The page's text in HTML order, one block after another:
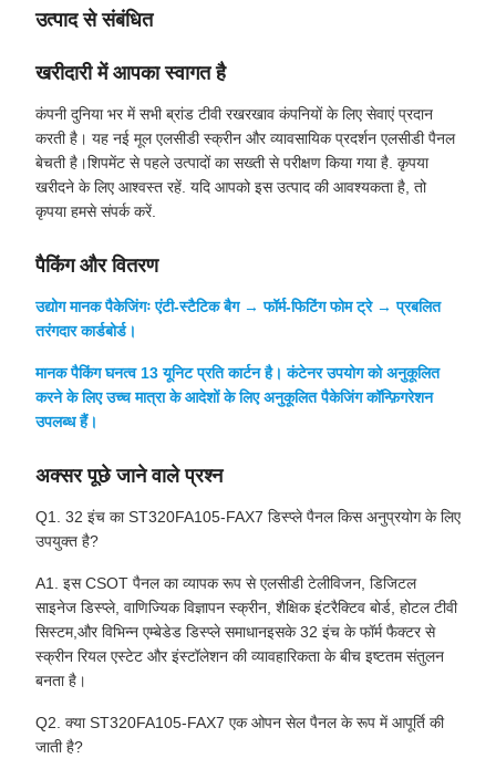
उत्पाद से संबंधित
खरीदारी में आपका स्वागत है
कंपनी दुनिया भर में सभी ब्रांड टीवी रखरखाव कंपनियों के लिए सेवाएं प्रदान
करती है। यह नई मूल एलसीडी स्क्रीन और व्यावसायिक प्रदर्शन एलसीडी पैनल
बेचती है।शिपमेंट से पहले उत्पादों का सख्ती से परीक्षण किया गया है. कृपया
खरीदने के लिए आश्वस्त रहें. यदि आपको इस उत्पाद की आवश्यकता है, तो
कृपया हमसे संपर्क करें.
पैकिंग और वितरण
उद्योग मानक पैकेजिंगः एंटी-स्टैटिक बैग → फॉर्म-फिटिंग फोम ट्रे → प्रबलित
तरंगदार कार्डबोर्ड।
मानक पैकिंग घनत्व 13 यूनिट प्रति कार्टन है। कंटेनर उपयोग को अनुकूलित
करने के लिए उच्च मात्रा के आदेशों के लिए अनुकूलित पैकेजिंग कॉन्फ़िगरेशन
उपलब्ध हैं।
अक्सर पूछे जाने वाले प्रश्न
Q1. 32 इंच का ST320FA105-FAX7 डिस्प्ले पैनल किस अनुप्रयोग के लिए
उपयुक्त है?
A1. इस CSOT पैनल का व्यापक रूप से एलसीडी टेलीविजन, डिजिटल
साइनेज डिस्प्ले, वाणिज्यिक विज्ञापन स्क्रीन, शैक्षिक इंटरैक्टिव बोर्ड, होटल टीवी
सिस्टम,और विभिन्न एम्बेडेड डिस्प्ले समाधानइसके 32 इंच के फॉर्म फैक्टर से
स्क्रीन रियल एस्टेट और इंस्टॉलेशन की व्यावहारिकता के बीच इष्टतम संतुलन
बनता है।
Q2. क्या ST320FA105-FAX7 एक ओपन सेल पैनल के रूप में आपूर्ति की
जाती है?